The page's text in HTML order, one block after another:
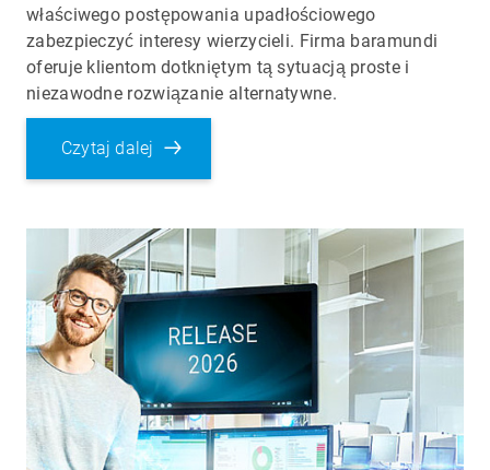
właściwego postępowania upadłościowego
zabezpieczyć interesy wierzycieli. Firma baramundi
oferuje klientom dotkniętym tą sytuacją proste i
niezawodne rozwiązanie alternatywne.
Czytaj dalej